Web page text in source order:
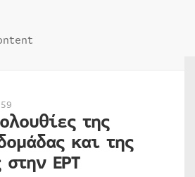
της
και της
ΕΡΤ